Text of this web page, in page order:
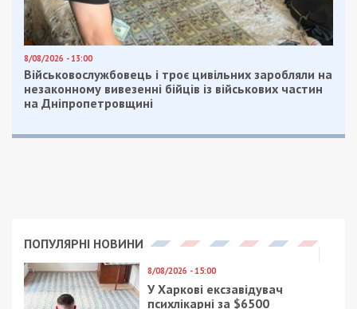
Суд уже обрав йому запобіжний захід у вигляді
застави у розмірі понад 660 тисяч гривень.
Facebook
Telegram
Twitter
WhatsApp
ViberEmail
Категории:Гроші| Метки:митниця,
розтрата бюджетних коштів
залишатися незалежними ЗМІ, а вам -